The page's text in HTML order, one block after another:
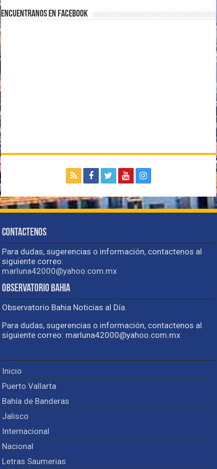
Encuentranos en Facebook
Contactenos
Para dudas, sugerencias o información, contactenos al
siguiente correo:
marluna42000@yahoo.com.mx
Observatorio Bahia
Observatorio Bahia Noticias al Día.
Para dudas, sugerencias o información, contactenos al
siguiente correo: marluna42000@yahoo.com.mx
Inicio
Puerto Vallarta
Bahía de Banderas
Jalisco
Internacional
Nacional
Letras Saumerias